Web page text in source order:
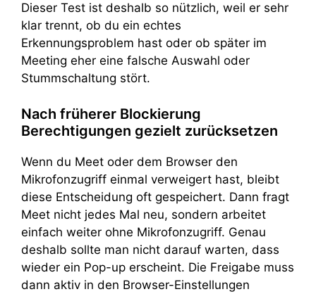
Dieser Test ist deshalb so nützlich, weil er sehr
klar trennt, ob du ein echtes
Erkennungsproblem hast oder ob später im
Meeting eher eine falsche Auswahl oder
Stummschaltung stört.
Nach früherer Blockierung
Berechtigungen gezielt zurücksetzen
Wenn du Meet oder dem Browser den
Mikrofonzugriff einmal verweigert hast, bleibt
diese Entscheidung oft gespeichert. Dann fragt
Meet nicht jedes Mal neu, sondern arbeitet
einfach weiter ohne Mikrofonzugriff. Genau
deshalb sollte man nicht darauf warten, dass
wieder ein Pop-up erscheint. Die Freigabe muss
dann aktiv in den Browser-Einstellungen